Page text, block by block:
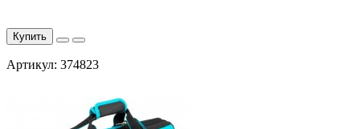
Купить
Артикул: 374823